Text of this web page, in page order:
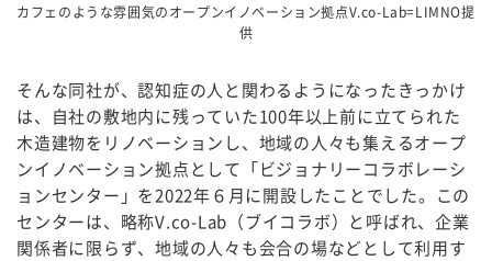
カフェのような雰囲気のオープンイノベーション拠点V.co-Lab=LIMNO提
供
そんな同社が、認知症の人と関わるようになったきっかけ
は、自社の敷地内に残っていた100年以上前に立てられた
木造建物をリノベーションし、地域の人々も集えるオープ
ンイノベーション拠点として「ビジョナリーコラボレーシ
ョンセンター」を2022年６月に開設したことでした。この
センターは、略称V.co-Lab（ブイコラボ）と呼ばれ、企業
関係者に限らず、地域の人々も会合の場などとして利用す